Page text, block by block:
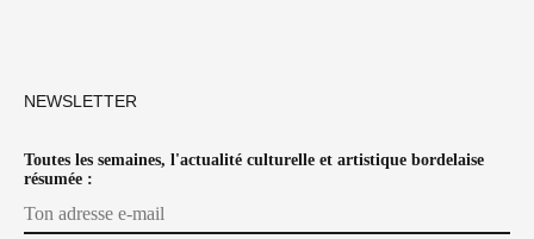
NEWSLETTER
Toutes les semaines, l'actualité culturelle et artistique bordelaise
résumée :